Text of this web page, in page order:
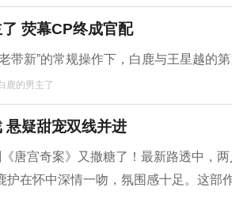
荧幕CP终成官配
带新”的常规操作下，白鹿与王星越的
鹿的男主了
悬疑甜宠双线并进
唐宫奇案》又撒糖了！最新路透中，
护在怀中深情一吻，氛围感十足。这部